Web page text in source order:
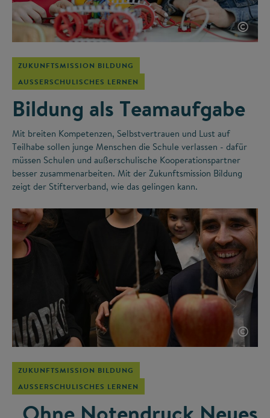
©
ZUKUNFTSMISSION BILDUNG
AUSSERSCHULISCHES LERNEN
Bildung als Teamaufgabe
Mit breiten Kompetenzen, Selbstvertrauen und Lust auf
Teilhabe sollen junge Menschen die Schule verlassen - dafür
müssen Schulen und außerschulische Kooperationspartner
besser zusammenarbeiten. Mit der Zukunftsmission Bildung
zeigt der Stifterverband, wie das gelingen kann.
©
ZUKUNFTSMISSION BILDUNG
AUSSERSCHULISCHES LERNEN